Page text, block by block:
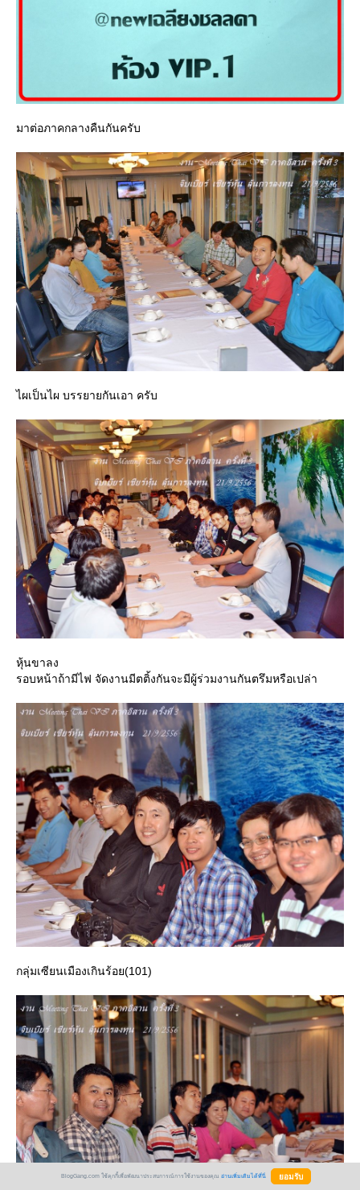
มาต่อภาคกลางคืนกันครับ
ไผเป็นไผ บรรยายกันเอา ครับ
หุ้นขาลง
รอบหน้าถ้ามีไฟ จัดงานมีตติ้งกันจะมีผู้ร่วมงานกันตรึมหรือเปล่า
กลุ่มเซียนเมืองเกินร้อย(101)
BlogGang.com ใช้คุกกี้เพื่อพัฒนาประสบการณ์การใช้งานของคุณ อ่านเพิ่มเติมได้ที่นี่